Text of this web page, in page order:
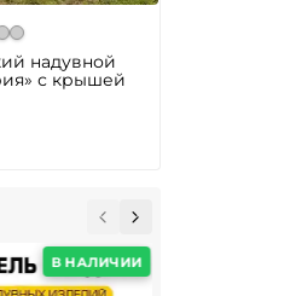
надувной
с крышей
В НАЛИЧИИ